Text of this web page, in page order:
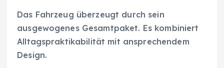
Das Fahrzeug überzeugt durch sein
ausgewogenes Gesamtpaket. Es kombiniert
Alltagspraktikabilität mit ansprechendem
Design.